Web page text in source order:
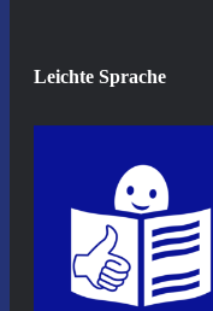
Leichte Sprache